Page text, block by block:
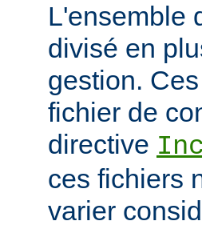
L'ensemble
divisé en
gestion.
fichier de
directive
ces fichiers
varier